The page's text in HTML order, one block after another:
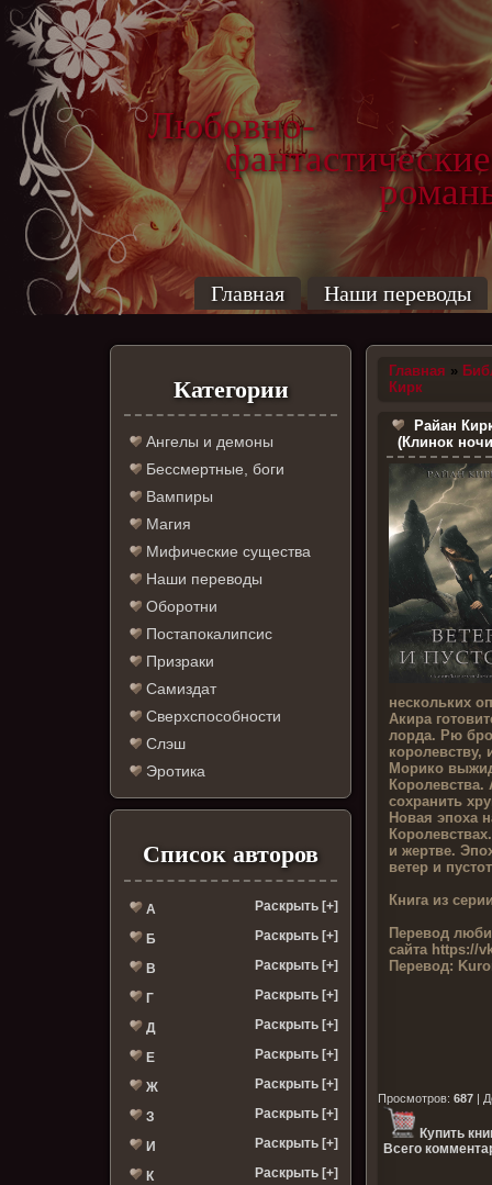
Любовно-
фантастические
Главная Наши переводы
Категории
Ангелы и демоны
Бессмертные, боги
Вампиры
Магия
Мифические существа
Наши переводы
Оборотни
Постапокалипсис
Призраки
Самиздат
Сверхспособности
Слэш
Эротика
Список авторов
А Раскрыть [+]
Б Раскрыть [+]
В Раскрыть [+]
Г Раскрыть [+]
Д Раскрыть [+]
Е Раскрыть [+]
Ж Раскрыть [+]
З Раскрыть [+]
И Раскрыть [+]
К Раскрыть [+]
Главная »
Кирк
Райан
(Клинок
нескольких
Акира
лорда. Рю
королевству,
Морико
сохранить
Новая эпоха
и жертве.
ветер и
Книга из
Перевод
сайта https://
Перевод:
Просмотров:687 |
Купить
Всего